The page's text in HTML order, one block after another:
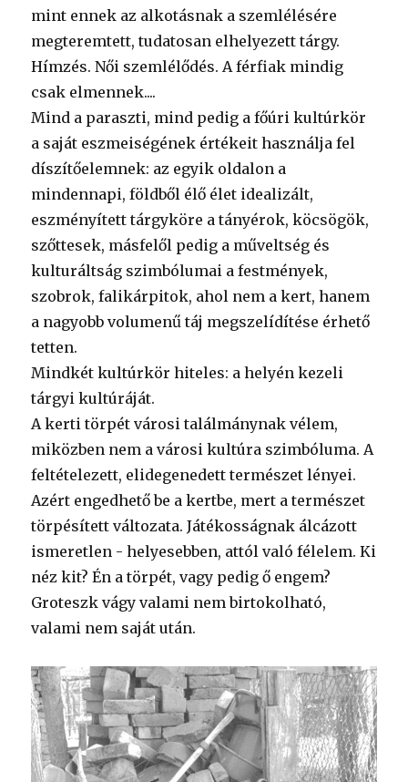
mint ennek az alkotásnak a szemlélésére
megteremtett, tudatosan elhelyezett tárgy.
Hímzés. Női szemlélődés. A férfiak mindig
csak elmennek....
Mind a paraszti, mind pedig a főúri kultúrkör
a saját eszmeiségének értékeit használja fel
díszítőelemnek: az egyik oldalon a
mindennapi, földből élő élet idealizált,
eszményített tárgyköre a tányérok, köcsögök,
szőttesek, másfelől pedig a műveltség és
kulturáltság szimbólumai a festmények,
szobrok, falikárpitok, ahol nem a kert, hanem
a nagyobb volumenű táj megszelídítése érhető
tetten.
Mindkét kultúrkör hiteles: a helyén kezeli
tárgyi kultúráját.
A kerti törpét városi találmánynak vélem,
miközben nem a városi kultúra szimbóluma. A
feltételezett, elidegenedett természet lényei.
Azért engedhető be a kertbe, mert a természet
törpésített változata. Játékosságnak álcázott
ismeretlen - helyesebben, attól való félelem. Ki
néz kit? Én a törpét, vagy pedig ő engem?
Groteszk vágy valami nem birtokolható,
valami nem saját után.